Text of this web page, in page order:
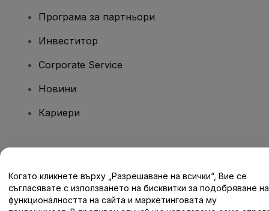
Програма за партньори
Инвеститор
Corporate Service
Новини
Кариери
Помощен център / Свържете се с нас
Когато кликнете върху „Разрешаване на всички“, Вие се
съгласявате с използването на бисквитки за подобряване на
функционалността на сайта и маркетинговата му